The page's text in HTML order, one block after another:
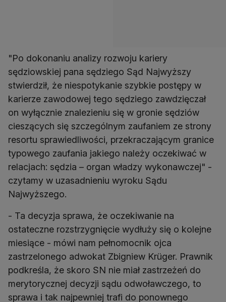
"Po dokonaniu analizy rozwoju kariery
sędziowskiej pana sędziego Sąd Najwyższy
stwierdził, że niespotykanie szybkie postępy w
karierze zawodowej tego sędziego zawdzięczał
on wyłącznie znalezieniu się w gronie sędziów
cieszących się szczególnym zaufaniem ze strony
resortu sprawiedliwości, przekraczającym granice
typowego zaufania jakiego należy oczekiwać w
relacjach: sędzia – organ władzy wykonawczej" -
czytamy w uzasadnieniu wyroku Sądu
Najwyższego.
- Ta decyzja sprawa, że oczekiwanie na
ostateczne rozstrzygnięcie wydłuży się o kolejne
miesiące - mówi nam pełnomocnik ojca
zastrzelonego adwokat Zbigniew Krüger. Prawnik
podkreśla, że skoro SN nie miał zastrzeżeń do
merytorycznej decyzji sądu odwoławczego, to
sprawa i tak najpewniej trafi do ponownego